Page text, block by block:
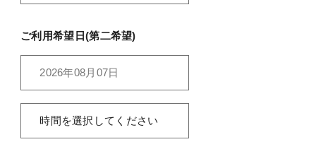
ご利用希望日(第二希望)